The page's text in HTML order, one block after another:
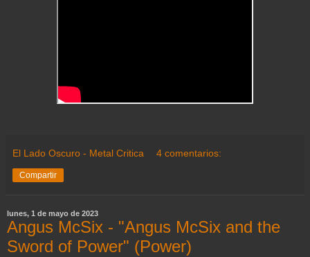
El Lado Oscuro - Metal Critica 4 comentarios:
Compartir
lunes, 1 de mayo de 2023
Angus McSix - "Angus McSix and the
Sword of Power" (Power)